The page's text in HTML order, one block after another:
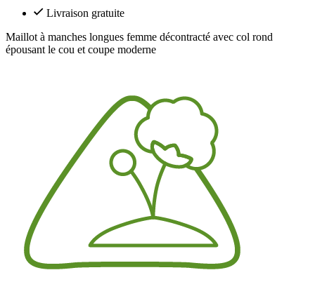
Livraison gratuite
Maillot à manches longues femme décontracté avec col rond
épousant le cou et coupe moderne